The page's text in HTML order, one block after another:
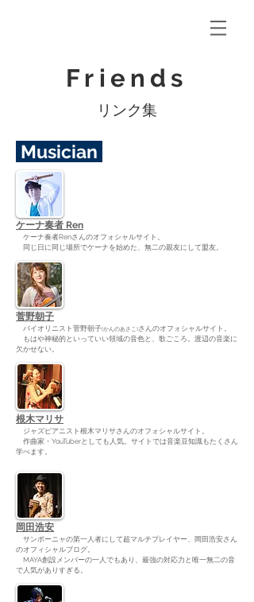
Friends
​リンク集
Musician
ケーナ奏者 Ren
ケーナ奏者Renさんのオフォシャルサイト。
同じ日に同じ場所でケーナを始めた、無二の親友にして盟友。
菅野朝子
バイオリニスト菅野朝子(かんのあさこ)さんのオフォシャルサイト。
もはや神秘的といっていい領域の音色と、歌ごころ。渡辺の音楽に
欠かせない。
根木マリサ
ジャズピアニスト根木マリサさんのオフォシャルサイト。
作曲家・YouTuberとしても人気。サイトでは音楽豆知識もたくさん
学べます。
岡田浩安
サンポーニャの第一人者にして超マルチプレイヤー、岡田浩安さん
のオフィシャルブログ。
MAYA創設メンバーの一人でもあり、最強の対応力と唯一無二の音
で人気がありすぎる。